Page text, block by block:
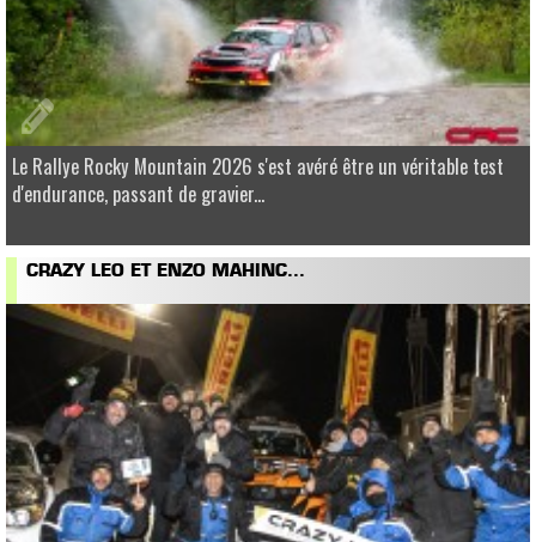
Le Rallye Rocky Mountain 2026 s'est avéré être un véritable test
d'endurance, passant de gravier...
CRAZY LEO ET ENZO MAHINC...